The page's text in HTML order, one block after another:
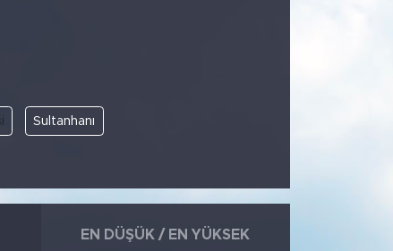
Sultanhanı
EN DÜŞÜK / EN YÜKSEK